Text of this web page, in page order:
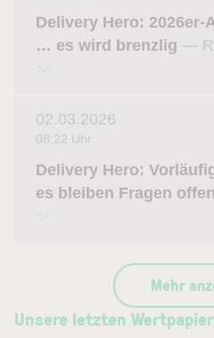
Delivery Hero:
… es wird brenzlig —
02.03.2026
08:22 Uhr
Delivery Hero:
es bleiben Fragen offen
Mehr
Unsere letzten